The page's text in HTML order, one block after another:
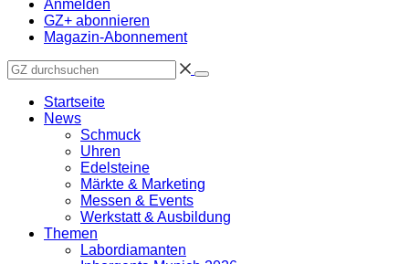
Anmelden
GZ+ abonnieren
Magazin-Abonnement
Startseite
News
Schmuck
Uhren
Edelsteine
Märkte & Marketing
Messen & Events
Werkstatt & Ausbildung
Themen
Labordiamanten